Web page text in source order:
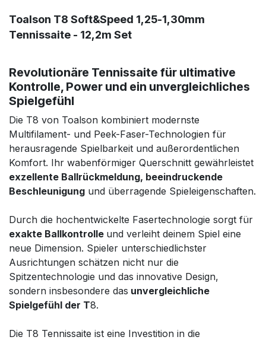
Toalson T8 Soft&Speed 1,25-1,30mm
Tennissaite - 12,2m Set
Revolutionäre Tennissaite für ultimative
Kontrolle, Power und ein unvergleichliches
Spielgefühl
Die T8 von Toalson kombiniert modernste
Multifilament- und Peek-Faser-Technologien für
herausragende Spielbarkeit und außerordentlichen
Komfort. Ihr wabenförmiger Querschnitt gewährleistet
exzellente Ballrückmeldung, beeindruckende
Beschleunigung und überragende Spieleigenschaften.
Durch die hochentwickelte Fasertechnologie sorgt für
exakte Ballkontrolle und verleiht deinem Spiel eine
neue Dimension. Spieler unterschiedlichster
Ausrichtungen schätzen nicht nur die
Spitzentechnologie und das innovative Design,
sondern insbesondere das unvergleichliche
Spielgefühl der T8.
Die T8 Tennissaite ist eine Investition in die